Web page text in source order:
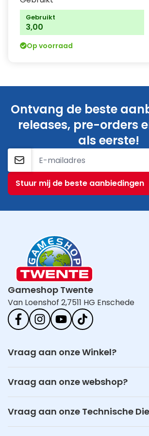
Gebruikt
3,00
Op voorraad
Ontvang de beste
releases, pre-orders
als eerste!
E-mailadres
Stuur mij de beste aanbiedingen
Gameshop Twente
Van Loenshof 2,7511 HG Enschede
Vraag aan onze Winkel?
Vraag aan onze webshop?
Vraag aan onze Technische